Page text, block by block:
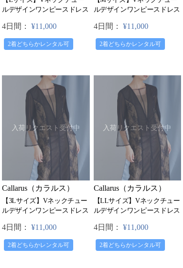
ルデザインワンピースドレス
4日間： ¥11,000
2着どちらかレンタル可
ルデザインワンピースドレス
4日間： ¥11,000
2着どちらかレンタル可
入荷リクエスト受付中
Callarus（カラルス）
【3Lサイズ】Vネックチュー
ルデザインワンピースドレス
4日間： ¥11,000
2着どちらかレンタル可
入荷リクエスト受付中
Callarus（カラルス）
【LLサイズ】Vネックチュー
ルデザインワンピースドレス
4日間： ¥11,000
2着どちらかレンタル可